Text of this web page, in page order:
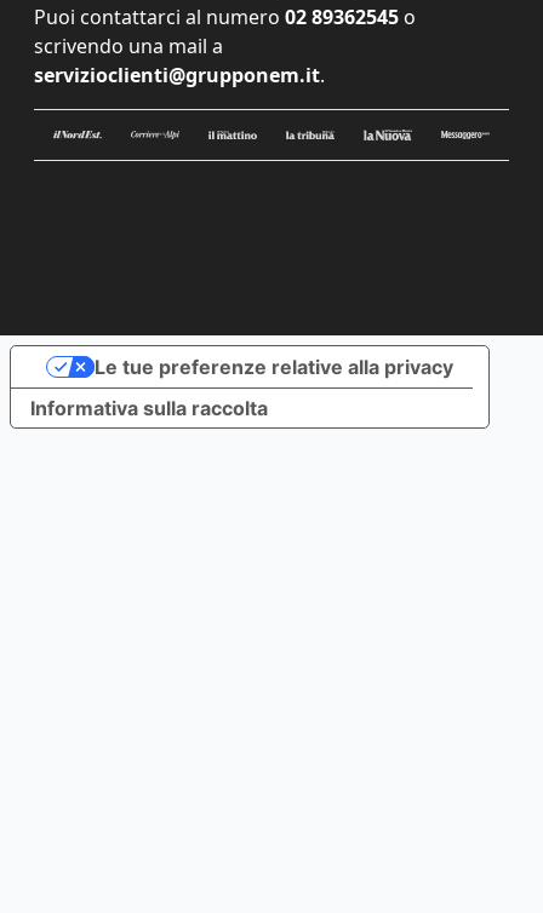
Puoi contattarci al numero 02 89362545 o
scrivendo una mail a
servizioclienti@grupponem.it.
Informativa sulla raccolta
Le tue preferenze relative alla privacy